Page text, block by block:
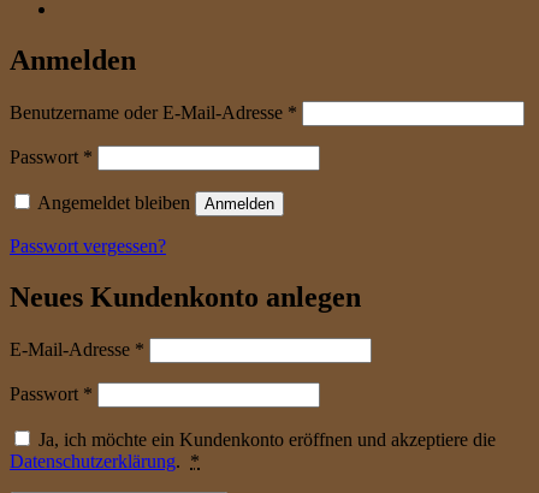
Anmelden
Benutzername oder E-Mail-Adresse *
Passwort *
Angemeldet bleiben Anmelden
Passwort vergessen?
Neues Kundenkonto anlegen
E-Mail-Adresse *
Passwort *
Ja, ich möchte ein Kundenkonto eröffnen und akzeptiere die
Datenschutzerklärung. *